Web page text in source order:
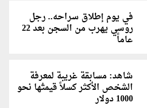
في يوم إطلاق سراحه.. رجل
روسي يهرب من السجن بعد 22
عاماً
شاهد: مسابقة غريبة لمعرفة
الشخص الأكثر كسلاً قيمتُها نحو
1000 دولار